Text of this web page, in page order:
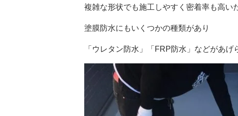
複雑な形状でも施工しやすく密着率も高い
塗膜防水にもいくつかの種類があり
「ウレタン防水」「FRP防水」などがあげ